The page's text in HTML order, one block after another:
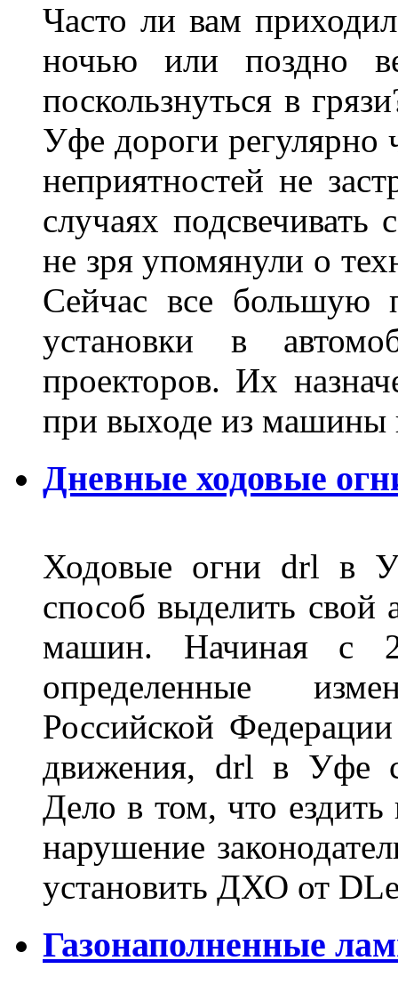
Часто ли вам
ночью или поздно
поскользнуться в
Уфе дороги регулярно
неприятностей не
случаях
не зря упомянули о
Сейчас все большую
установки в
проекторов. Их
при выходе из
Дневные ходовые
Ходовые огни drl в
способ выделить свой
машин. Начиная с
определенные
Российской
движения, drl в Уфе
Дело в том, что
нарушение
установить ДХО от
Газонаполненные